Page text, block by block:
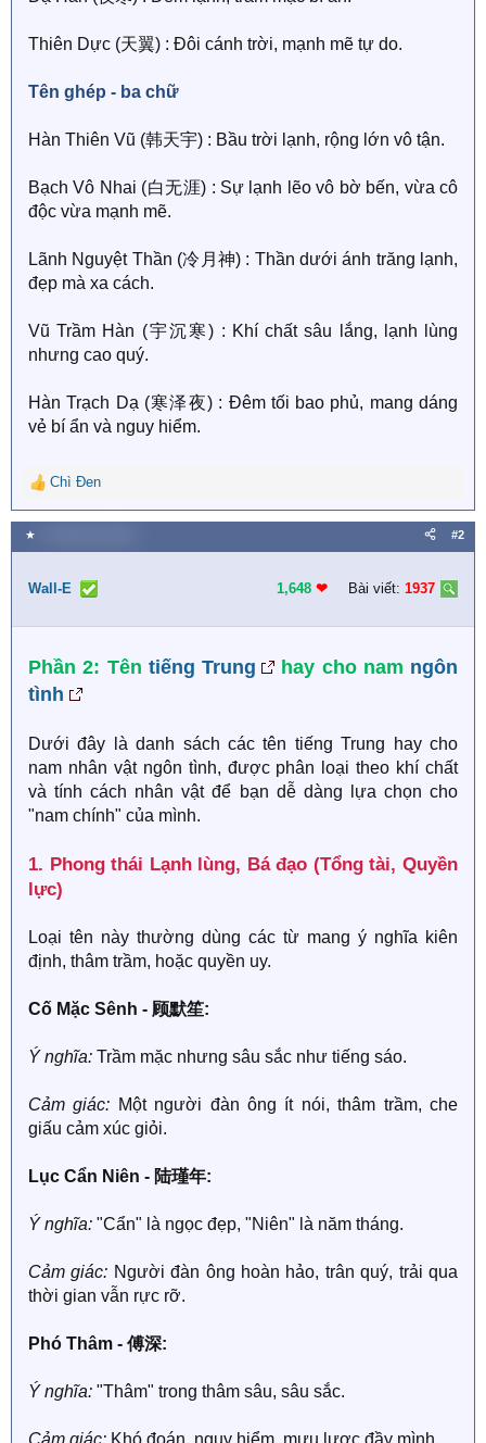
Thiên Dực (天翼) : Đôi cánh trời, mạnh mẽ tự do.
Tên ghép - ba chữ​
Hàn Thiên Vũ (韩天宇) : Bầu trời lạnh, rộng lớn vô tận.
Bạch Vô Nhai (白无涯) : Sự lạnh lẽo vô bờ bến, vừa cô
độc vừa mạnh mẽ.
Lãnh Nguyệt Thần (冷月神) : Thần dưới ánh trăng lạnh,
đẹp mà xa cách.
Vũ Trầm Hàn (宇沉寒) : Khí chất sâu lắng, lạnh lùng
nhưng cao quý.
Hàn Trạch Dạ (寒泽夜) : Đêm tối bao phủ, mang dáng
vẻ bí ẩn và nguy hiểm.
R
e
a
c
i
n
:
Chì Đen
★ #2
Wall-E 1,648 ❤︎ Bài viết: 1937
Phần 2: Tên tiếng Trung hay cho nam ngôn
tình
Dưới đây là danh sách các tên tiếng Trung hay cho
nam nhân vật ngôn tình, được phân loại theo khí chất
và tính cách nhân vật để bạn dễ dàng lựa chọn cho
"nam chính" của mình.
1. Phong thái Lạnh lùng, Bá đạo (Tổng tài, Quyền
lực)​
Loại tên này thường dùng các từ mang ý nghĩa kiên
định, thâm trầm, hoặc quyền uy.
Cố Mặc Sênh - 顾默笙:
Ý nghĩa: Trầm mặc nhưng sâu sắc như tiếng sáo.
Cảm giác: Một người đàn ông ít nói, thâm trầm, che
giấu cảm xúc giỏi.
Lục Cẩn Niên - 陆瑾年:
Ý nghĩa: "Cẩn" là ngọc đẹp, "Niên" là năm tháng.
Cảm giác: Người đàn ông hoàn hảo, trân quý, trải qua
thời gian vẫn rực rỡ.
Phó Thâm - 傅深:
Ý nghĩa: "Thâm" trong thâm sâu, sâu sắc.
Cảm giác: Khó đoán, nguy hiểm, mưu lược đầy mình.